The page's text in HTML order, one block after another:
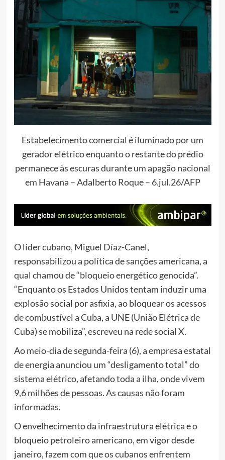
Estabelecimento comercial é iluminado por um
gerador elétrico enquanto o restante do prédio
permanece às escuras durante um apagão nacional
em Havana – Adalberto Roque – 6.jul.26/AFP
O líder cubano, Miguel Díaz-Canel,
responsabilizou a política de sanções americana, a
qual chamou de “bloqueio energético genocida”.
“Enquanto os Estados Unidos tentam induzir uma
explosão social por asfixia, ao bloquear os acessos
de combustível a Cuba, a UNE (União Elétrica de
Cuba) se mobiliza”, escreveu na rede social X.
Ao meio-dia de segunda-feira (6), a empresa estatal
de energia anunciou um “desligamento total” do
sistema elétrico, afetando toda a ilha, onde vivem
9,6 milhões de pessoas. As causas não foram
informadas.
O envelhecimento da infraestrutura elétrica e o
bloqueio petroleiro americano, em vigor desde
janeiro, fazem com que os cubanos enfrentem